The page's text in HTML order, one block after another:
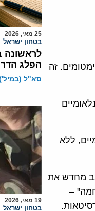
זה
ללא
מחדש את
–
25 מאי, 2026
בטחון ישראל
לראשונה
הפלג
סא"ל (במיל')
19 מאי, 2026
בטחון ישראל